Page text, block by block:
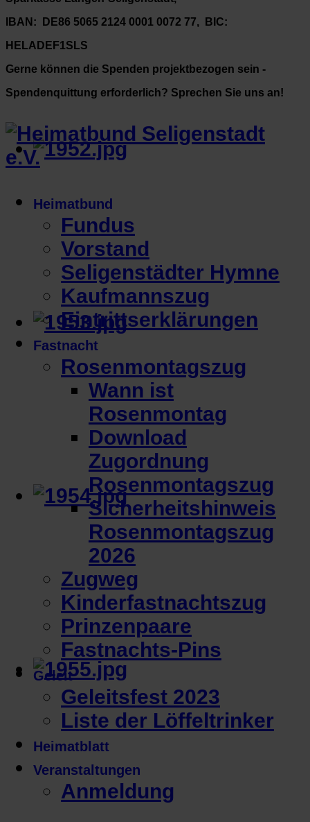
IBAN: DE86 5065 2124 0001 0072 77, BIC:
HELADEF1SLS
Gerne können die Spenden projektbezogen sein -
Spendenquittung erforderlich? Sprechen Sie uns an!
Heimatbund
Fundus
Vorstand
Seligenstädter Hymne
Kaufmannszug
Eintrittserklärungen
Fastnacht
Rosenmontagszug
Wann ist
Rosenmontag
Download
Zugordnung
Rosenmontagszug
Sicherheitshinweis
Rosenmontagszug
2026
Zugweg
Kinderfastnachtszug
Prinzenpaare
Fastnachts-Pins
Geleit
Geleitsfest 2023
Liste der Löffeltrinker
Heimatblatt
Veranstaltungen
Anmeldung